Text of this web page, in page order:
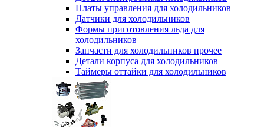
Платы управления для холодильников
Датчики для холодильников
Формы приготовления льда для
холодильников
Запчасти для холодильников прочее
Детали корпуса для холодильников
Таймеры оттайки для холодильников